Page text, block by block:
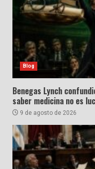
Blog
Benegas Lynch
saber medicina no es
9 de agosto de 2026